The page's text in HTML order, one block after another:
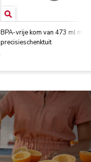
BPA-vrije kom van 473 ml met
precisieschenktuit